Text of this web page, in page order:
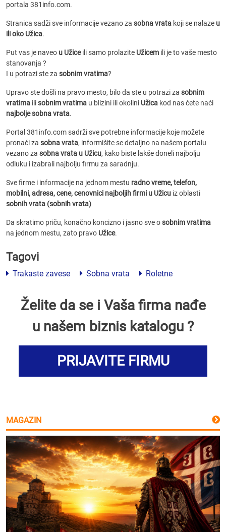
portala 381info.com.
Stranica sadži sve informacije vezano za sobna vrata koji se nalaze u
ili oko Užica.
Put vas je naveo u Užiceili samo prolazite Užicem ili je to vaše mesto
stanovanja ?
I u potrazi ste za sobnim vratima?
Upravo ste došli na pravo mesto, bilo da ste u potrazi za sobnim
vratima ilisobnim vratima u blizini ili okolini Užica kod nas ćete naći
najbolje sobna vrata.
Portal 381info.com sadrži sve potrebne informacije koje možete
pronaći za sobna vrata, informišite se detaljno na našem portalu
vezano za sobna vrata u Užicu, kako biste lakše doneli najbolju
odluku i izabrali najbolju firmu za saradnju.
Sve firme i informacije na jednom mestu radno vreme, telefon,
mobilni, adresa, cene, cenovnici najboljih firmi u Užicu iz oblasti
sobnih vrata (sobnih vrata)
Da skratimo priču, konačno koncizno i jasno sve osobnim vratima
na jednom mestu, zato pravo Užice.
Tagovi
Trakaste zavese Sobna vrata Roletne
Želite da se i Vaša firma nađe
u našem biznis katalogu ?
PRIJAVITE FIRMU
MAGAZIN